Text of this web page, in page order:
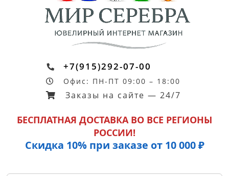
+7(915)292-07-00
Офис: ПН-ПТ 09:00 – 18:00
Заказы на сайте — 24/7
БЕСПЛАТНАЯ ДОСТАВКА ВО ВСЕ РЕГИОНЫ
РОССИИ!
Скидка 10% при заказе от 10 000 ₽